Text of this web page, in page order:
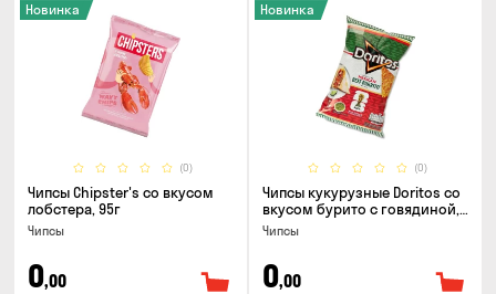
(0)
Новинка
Чипсы Chipster's со вкусом
лобстера, 95г
Чипсы
0,00
(0)
Новинка
Чипсы кукурузные Doritos со
вкусом бурито с говядиной,
90г
Чипсы
0,00